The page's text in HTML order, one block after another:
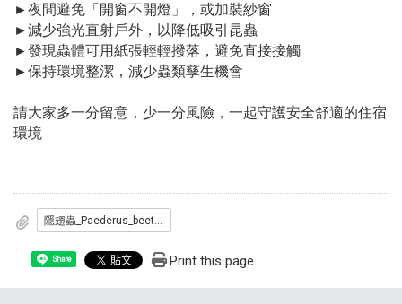
►夜間避免「開窗不開燈」，或加裝紗窗
►減少強光直射戶外，以降低吸引昆蟲
►發現蟲體可用紙張輕輕撥落，避免直接接觸
►保持環境整潔，減少蟲類孳生機會
請大家多一分留意，少一分風險，一起守護安全舒適的住宿
環境
Share Print this page